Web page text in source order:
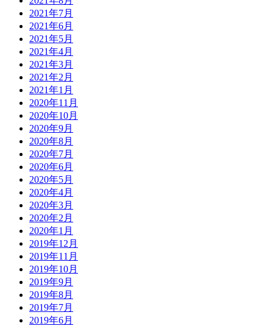
2021年7月
2021年6月
2021年5月
2021年4月
2021年3月
2021年2月
2021年1月
2020年11月
2020年10月
2020年9月
2020年8月
2020年7月
2020年6月
2020年5月
2020年4月
2020年3月
2020年2月
2020年1月
2019年12月
2019年11月
2019年10月
2019年9月
2019年8月
2019年7月
2019年6月